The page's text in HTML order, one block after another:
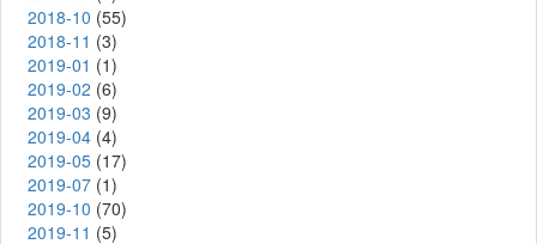
2018-10 (55)
2018-11 (3)
2019-01 (1)
2019-02 (6)
2019-03 (9)
2019-04 (4)
2019-05 (17)
2019-07 (1)
2019-10 (70)
2019-11 (5)